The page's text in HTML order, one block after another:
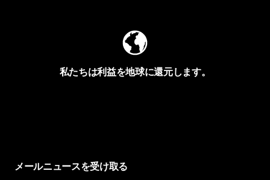
私たちは利益を地球に還元します。
メールニュースを受け取る